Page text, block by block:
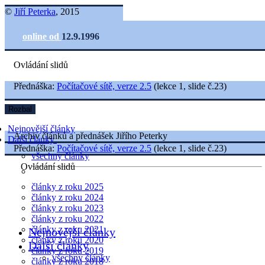
© Jiří Peterka, 2015
online od 12.9.1996
Ovládání slidů
Nejnovější články
Další články
všechny články
články z roku 2025
články z roku 2024
články z roku 2023
články z roku 2022
články z roku 2021
články z roku 2020
články z roku 2019
články z roku 2018
Přednáška: Počítačové sítě, verze 2.5 (lekce 1, slide č.23)
Rozbal
Archiv článků a přednášek Jiřího Peterky
Přednáška: Počítačové sítě, verze 2.5 (lekce 1, slide č.23)
Ovládání slidů
Nejnovější články
Další články
všechny články